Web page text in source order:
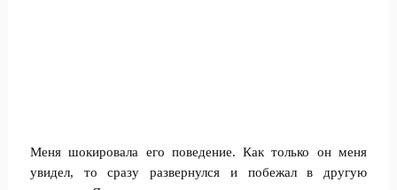
Меня шокировала его поведение. Как только он меня
увидел, то сразу развернулся и побежал в другую